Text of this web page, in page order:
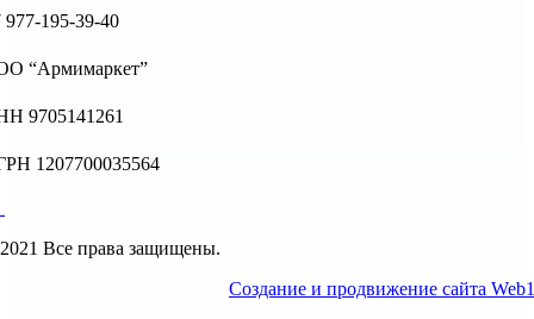
977-195-39-40
“Армимаркет”
9705141261
1207700035564
Все права защищены.
Создание и продвижение сайта